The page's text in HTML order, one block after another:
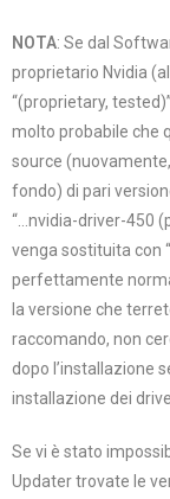
NOTA: Se dal
proprietario Nvidia
“(proprietary,
molto probabile che
source
fondo) di pari
“…nvidia-driver-450
venga sostituita con
perfettamente
la versione che
raccomando, non
dopo l’installazione
installazione dei
Se vi è stato
Updater trovate le